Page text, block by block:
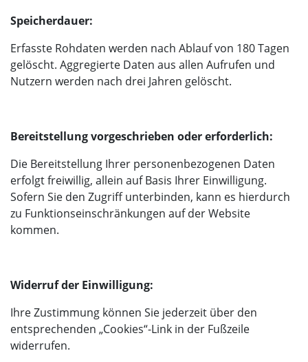
Speicherdauer:
Erfasste Rohdaten werden nach Ablauf von 180 Tagen
gelöscht. Aggregierte Daten aus allen Aufrufen und
Nutzern werden nach drei Jahren gelöscht.
Bereitstellung vorgeschrieben oder erforderlich:
Die Bereitstellung Ihrer personenbezogenen Daten
erfolgt freiwillig, allein auf Basis Ihrer Einwilligung.
Sofern Sie den Zugriff unterbinden, kann es hierdurch
zu Funktionseinschränkungen auf der Website
kommen.
Widerruf der Einwilligung:
Ihre Zustimmung können Sie jederzeit über den
entsprechenden „Cookies“-Link in der Fußzeile
widerrufen.